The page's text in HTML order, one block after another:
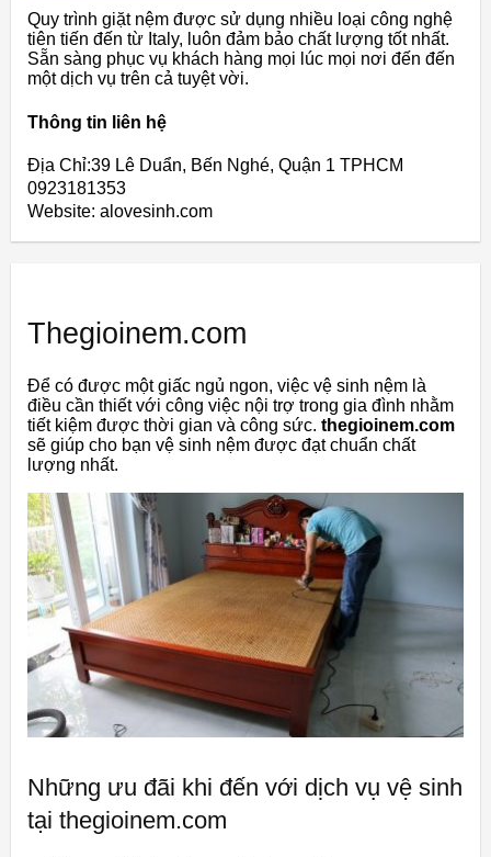
Quy trình giặt nệm được sử dụng nhiều loại công nghệ
tiên tiến đến từ Italy, luôn đảm bảo chất lượng tốt nhất.
Sẵn sàng phục vụ khách hàng mọi lúc mọi nơi đến đến
một dịch vụ trên cả tuyệt vời.
Thông tin liên hệ
Địa Chỉ:39 Lê Duẩn, Bến Nghé, Quận 1 TPHCM
0923181353
Website: alovesinh.com
Thegioinem.com
Để có được một giấc ngủ ngon, việc vệ sinh nệm là
điều cần thiết với công việc nội trợ trong gia đình nhằm
tiết kiệm được thời gian và công sức. thegioinem.com
sẽ giúp cho bạn vệ sinh nệm được đạt chuẩn chất
lượng nhất.
Những ưu đãi khi đến với dịch vụ vệ sinh
tại thegioinem.com